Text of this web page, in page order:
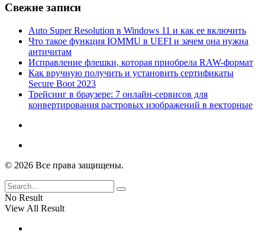
Свежие записи
Auto Super Resolution в Windows 11 и как ее включить
Что такое функция IOMMU в UEFI и зачем она нужна
античитам
Исправление флешки, которая приобрела RAW-формат
Как вручную получить и установить сертификаты
Secure Boot 2023
Трейсинг в браузере: 7 онлайн-сервисов для
конвертирования растровых изображений в векторные
© 2026 Все права защищены.
No Result
View All Result